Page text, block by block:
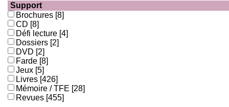
Support
Brochures [8]
CD [8]
Défi lecture [4]
Dossiers [2]
DVD [2]
Farde [8]
Jeux [5]
Livres [426]
Mémoire / TFE [28]
Revues [455]